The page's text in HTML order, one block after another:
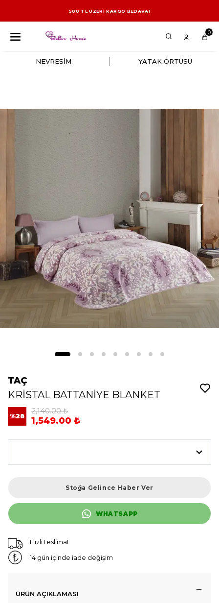
500 TL ÜZERİ KARGO BEDAVA!
0
NEVRESİM YATAK ÖRTÜSÜ
TAÇ
KRİSTAL BATTANİYE BLANKET
%28
2,140.00 ₺
1,549.00 ₺
Stoğa Gelince Haber Ver
WHATSAPP
Hızlı teslimat
14 gün içinde iade değişim
ÜRÜN AÇIKLAMASI